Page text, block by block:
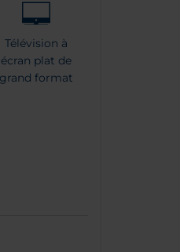
Télévision à
écran plat de
grand format